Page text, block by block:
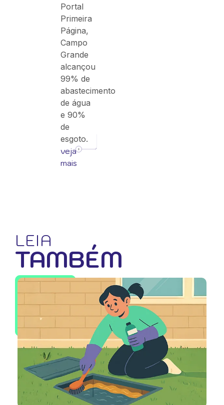
Portal
Primeira
Página,
Campo
Grande
alcançou
99% de
abastecimento
de água
e 90%
de
esgoto.
veja
mais
LEIA
TAMBÉM